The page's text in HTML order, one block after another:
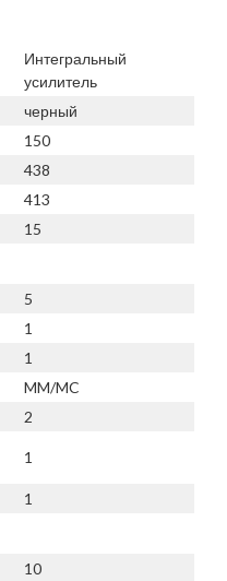
Интегральный
усилитель
черный
150
438
413
15
5
1
1
MM/MC
2
1
1
10